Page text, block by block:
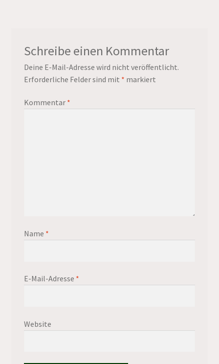
Schreibe einen Kommentar
Deine E-Mail-Adresse wird nicht veröffentlicht.
Erforderliche Felder sind mit * markiert
Kommentar *
Name *
E-Mail-Adresse *
Website